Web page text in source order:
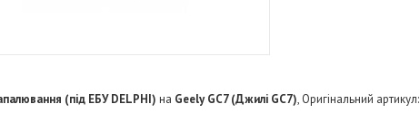
(під ЕБУ DELPHI) на Geely GC7 (Джилі GC7), Оригінальний артикул: